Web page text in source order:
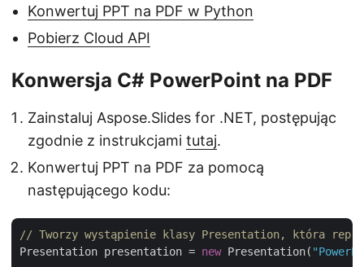
Konwertuj PPT na PDF w Python
Pobierz Cloud API
Konwersja C# PowerPoint na PDF
Zainstaluj Aspose.Slides for .NET, postępując
zgodnie z instrukcjami tutaj.
Konwertuj PPT na PDF za pomocą
następującego kodu:
// Tworzy wystąpienie klasy Presentation, która
Presentation presentation = new Presentation(